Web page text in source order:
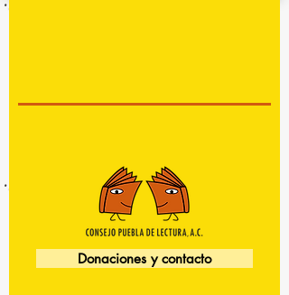
Donaciones y contacto